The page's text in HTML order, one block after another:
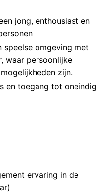
jong, enthousiast en
speelse omgeving met
waar persoonlijke
zijn.
en toegang tot oneindig
ervaring in de